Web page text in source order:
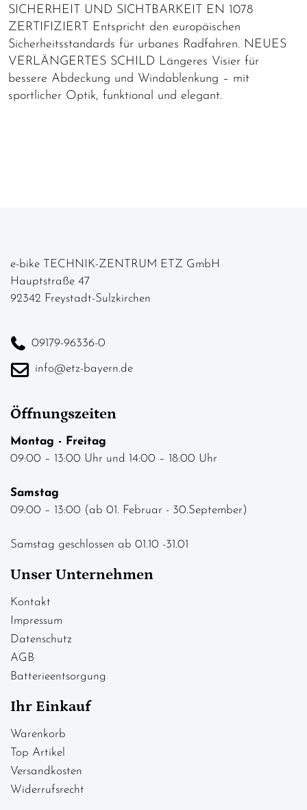
SICHERHEIT UND SICHTBARKEIT EN 1078
ZERTIFIZIERT Entspricht den europäischen
Sicherheitsstandards für urbanes Radfahren. NEUES
VERLÄNGERTES SCHILD Längeres Visier für
bessere Abdeckung und Windablenkung – mit
sportlicher Optik, funktional und elegant.
e-bike TECHNIK-ZENTRUM ETZ GmbH
Hauptstraße 47
92342 Freystadt-Sulzkirchen
09179-96336-0
info@etz-bayern.de
Öffnungszeiten
Montag - Freitag
09:00 – 13:00 Uhr und 14:00 – 18:00 Uhr
Samstag
09:00 – 13:00 (ab 01. Februar - 30.September)
Samstag geschlossen ab 01.10 -31.01
Unser Unternehmen
Kontakt
Impressum
Datenschutz
AGB
Batterieentsorgung
Ihr Einkauf
Warenkorb
Top Artikel
Versandkosten
Widerrufsrecht